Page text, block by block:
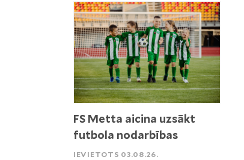
FS Metta aicina uzsākt
futbola nodarbības
IEVIETOTS 03.08.26.